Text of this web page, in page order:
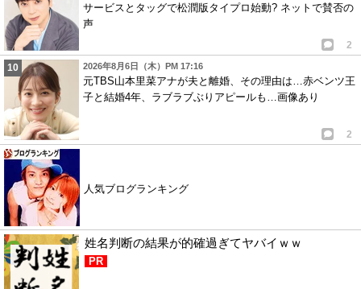
サービスとタッグで松潤版タイプロ始動? ネットで賛否の
声
2
2026年8月6日（木）PM 17:16
元TBS山本里菜アナが夫と離婚、その理由は…赤ベンツ王
子と結婚4年、ラブラブぶりアピールも…画像あり
2
人気ブログランキング
姓名判断の結果が的確過ぎてヤバイｗｗ
PR